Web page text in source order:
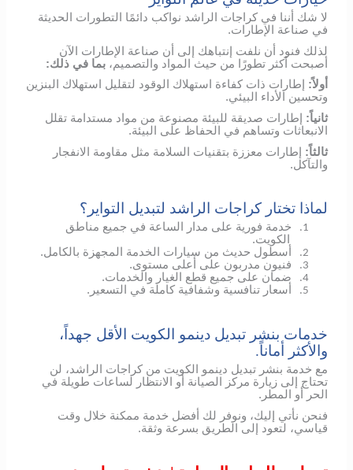
لا شك أننا في كراجات الراشد نواكب دائمًا التطورات الحديثة
في صناعة الإطارات.
لذلك فنود أن نلفت إنتباهك إلى أن صناعة الإطارات الآن
أصبحت أكثر تطورًا من حيث المواد والتصميم،بما في ذلك:
أولاً: إطارات ذات كفاءة استهلاك الوقود لتقليل استهلاك البنزين
وتحسين الأداء البيئي.
ثانياً: إطارات صديقة للبيئة مصنوعة من مواد مستدامة تقلل
الانبعاثات وتساهم في الحفاظ على البيئة.
ثالثاً: إطارات معززة بتقنيات السلامة مثل مقاومة الانفجار
والتآكل.
لماذا تختار كراجات الراشد لتبديل التواير؟
1.
خدمة فورية على مدار الساعة في جميع مناطق
الكويت.
2. أسطول حديث من سيارات الخدمة المجهزة بالكامل.
3. فنيون مدربون على أعلى مستوى.
4. ضمان على جميع قطع الغيار والخدمات.
5. أسعار تنافسية وشفافية كاملة في التسعير.
خدمات بنشر تبديل دينمو الكويت الأقل جهداً،
والأكثر أماناً.
مع خدمة بنشر تبديل دينمو الكويت من كراجات الراشد، لن
تحتاج إلى زيارة مركز الصيانة أو الانتظار لساعات طويلة في
الحر أو المطر.
فنحن نأتي إليك، ونوفر لك أفضل خدمة ممكنة خلال وقت
قياسي، لتعود إلى الطريق بسرعة وثقة.